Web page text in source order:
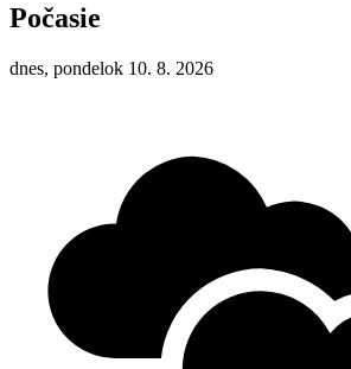
Počasie
dnes, pondelok 10. 8. 2026